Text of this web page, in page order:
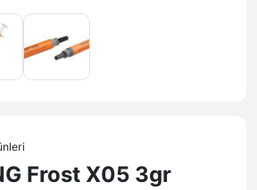
Frost X05 3gr